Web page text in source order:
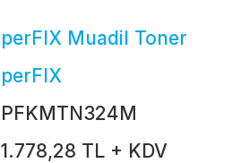
perFIX Muadil Toner
perFIX
PFKMTN324M
1.778,28 TL + KDV